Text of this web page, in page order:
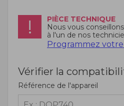
PIÈCE TECHNIQUE
Nous vous
à l'un de nos
Programmez
Vérifier la
Référence de l'appareil